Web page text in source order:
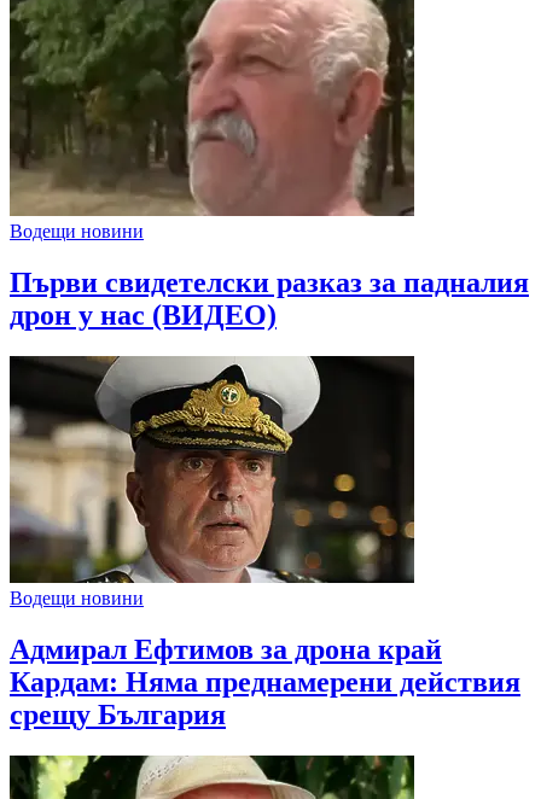
Водещи новини
Първи свидетелски разказ за падналия
дрон у нас (ВИДЕО)
Водещи новини
Адмирал Ефтимов за дрона край
Кардам: Няма преднамерени действия
срещу България